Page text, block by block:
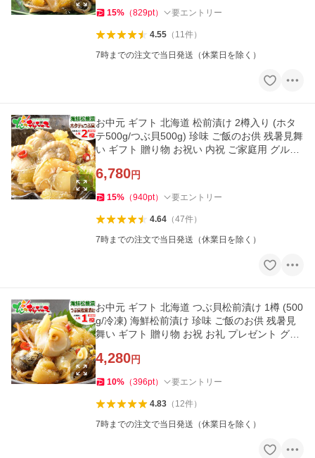
15% （829pt） 要エントリー
4.55（ 11件）
7時までの注文で当日発送（休業日を除く）
お中元 ギフト 北海道 松前漬け 2樽入り (ホタ
テ500g/つぶ貝500g) 珍味 ご飯のお供 残暑見舞
い ギフト 贈り物 お祝い 内祝 ご家庭用 グルメ
6,780円
15% （940pt） 要エントリー
4.64（47件）
7時までの注文で当日発送（休業日を除く）
お中元 ギフト 北海道 つぶ貝松前漬け 1樽 (500
g/冷凍) 海鮮松前漬け 珍味 ご飯のお供 残暑見
舞い ギフト 贈り物 お祝 お礼 プレゼント グル
4,280円
10% （396pt） 要エントリー
4.83（ 12件）
7時までの注文で当日発送（休業日を除く）